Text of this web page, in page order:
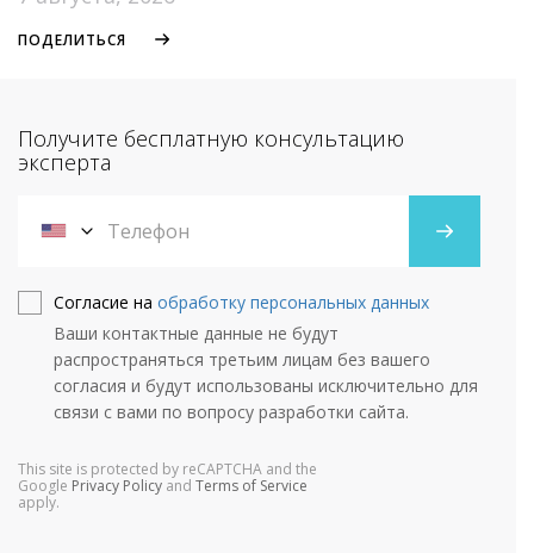
ПОДЕЛИТЬСЯ
Получите бесплатную консультацию
эксперта
Согласие на обработку персональных данных
Ваши контактные данные не будут
распространяться третьим лицам без вашего
согласия и будут использованы исключительно для
связи с вами по вопросу разработки сайта.
This site is protected by reCAPTCHA and the
Google Privacy Policy and Terms of Service
apply.